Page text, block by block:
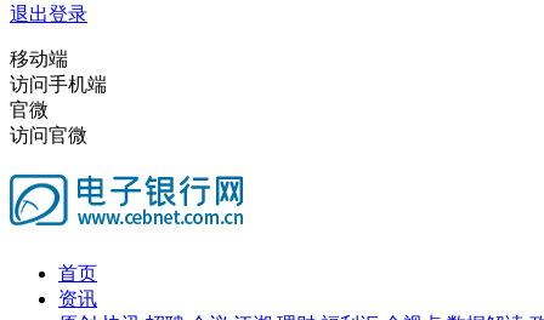
退出登录
移动端
访问手机端
官微
访问官微
首页
资讯